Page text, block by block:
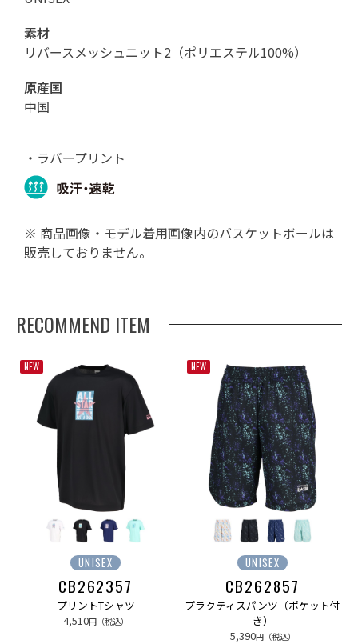
素材
リバースメッシュニット2（ポリエステル100%）
原産国
中国
・ラバープリント
※ 商品画像・モデル着用画像内のバスケットボールは
販売しておりません。
RECOMMEND ITEM
NEW
UNISEX
CB262357
プリントTシャツ
4,510円（税込）
NEW
UNISEX
CB262857
プラクティスパンツ（ポケット付
き）
5,390円（税込）